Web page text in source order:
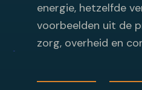
energie, hetzelfde
voorbeelden uit de
zorg, overheid en